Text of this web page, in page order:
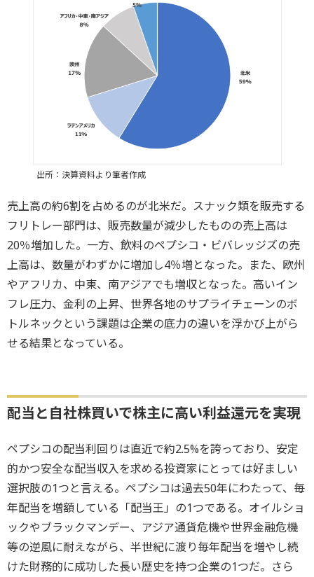
出所：決算資料より筆者作成
売上高の約6割を占めるのが北米だ。スナック類を販売する
フリトレー部門は、販売数量が減少したものの売上高は
20％増加した。一方、飲料のペプシコ・ビバレッジズの売
上高は、数量がわずかに増加し4％増となった。また、欧州
やアフリカ、中東、南アジアでも増収となった。高いイン
フレ圧力、金利の上昇、世界各地のサプライチェーンのボ
トルネックという課題は企業の底力の違いを浮かび上がら
せる結果となっている。
配当と自社株買いで株主に高い利益還元を実現
ペプシコの配当利回りは直近で約2.5%を誇っており、安定
的かつ安全な配当収入を求める投資家にとっては好ましい
選択肢の1つと言える。ペプシコは過去50年にわたって、毎
年配当を増額している「配当王」の1つである。オイルショ
ックやブラックマンデー、アジア通貨危機や世界金融危機
等の逆風に耐えながら、半世紀に渡り毎年配当を増やし続
けた財務的に成功した長い歴史を持つ企業の1つだ。さら